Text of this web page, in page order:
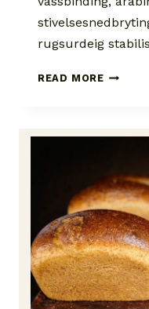
rugsurdeig
READ MORE
1959